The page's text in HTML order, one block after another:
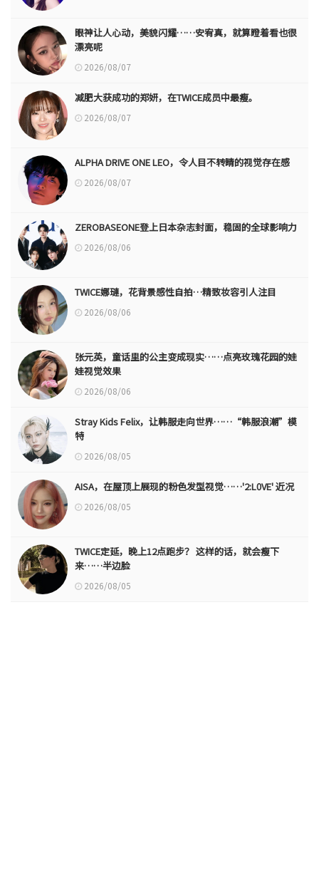
眼神让人心动，美貌闪耀……安宥真，就算瞪着看也很
漂亮呢
2026/08/07
减肥大获成功的郑妍，在TWICE成员中最瘦。
2026/08/07
ALPHA DRIVE ONE LEO，令人目不转睛的视觉存在感
2026/08/07
ZEROBASEONE登上日本杂志封面，稳固的全球影响力
2026/08/06
TWICE娜璉，花背景感性自拍…精致妆容引人注目
2026/08/06
张元英，童话里的公主变成现实……点亮玫瑰花园的娃
娃视觉效果
2026/08/06
Stray Kids Felix，让韩服走向世界……“韩服浪潮”模
特
2026/08/05
AISA，在屋顶上展现的粉色发型视觉……'2:L0VE' 近况
2026/08/05
TWICE定延，晚上12点跑步？ 这样的话，就会瘦下
来……半边脸
2026/08/05